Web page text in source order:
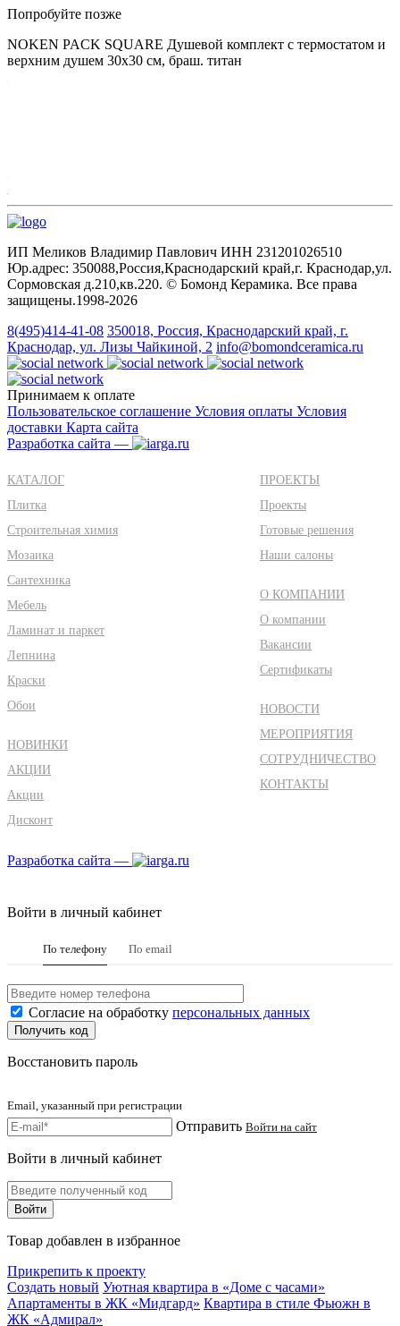
Попробуйте позже
NOKEN PACK SQUARE Душевой комплект с термостатом и
верхним душем 30х30 см, браш. титан
ИП Меликов Владимир Павлович ИНН 231201026510
Юр.адрес: 350088,Россия,Краснодарский край,г. Краснодар,ул.
Сормовская д.210,кв.220. © Бомонд Керамика. Все права
защищены.1998‑2026
8(495)414-41-08 350018, Россия, Краснодарский край, г.
Краснодар, ул. Лизы Чайкиной, 2 info@bomondceramica.ru
Принимаем к оплате
Пользовательское соглашение Условия оплаты Условия
доставки Карта сайта
Разработка сайта —
КАТАЛОГ
Плитка
Строительная химия
Мозаика
Сантехника
Мебель
Ламинат и паркет
Лепнина
Краски
Обои
НОВИНКИ
АКЦИИ
Акции
Дисконт
ПРОЕКТЫ
Проекты
Готовые решения
Наши салоны
О КОМПАНИИ
О компании
Вакансии
Сертификаты
НОВОСТИ
МЕРОПРИЯТИЯ
СОТРУДНИЧЕСТВО
КОНТАКТЫ
Разработка сайта —
Войти в личный кабинет
По телефону По email
Согласие на обработку персональных данных
Восстановить пароль
Email, указанный при регистрации
Отправить Войти на сайт
Войти в личный кабинет
Товар добавлен в избранное
Прикрепить к проекту
Создать новый Уютная квартира в «Доме с часами»
Апартаменты в ЖК «Мидгард» Квартира в стиле Фьюжн в
ЖК «Адмирал»